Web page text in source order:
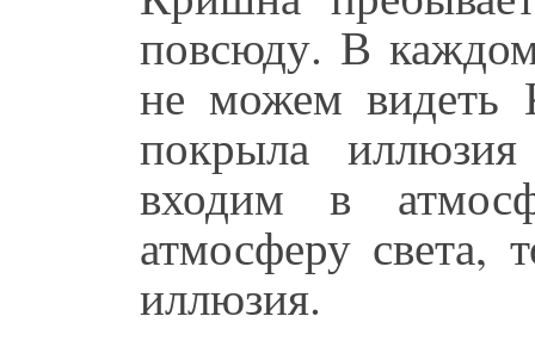
повсюду. В
не можем видеть
покрыла
входим в
атмосферу
иллюзия.